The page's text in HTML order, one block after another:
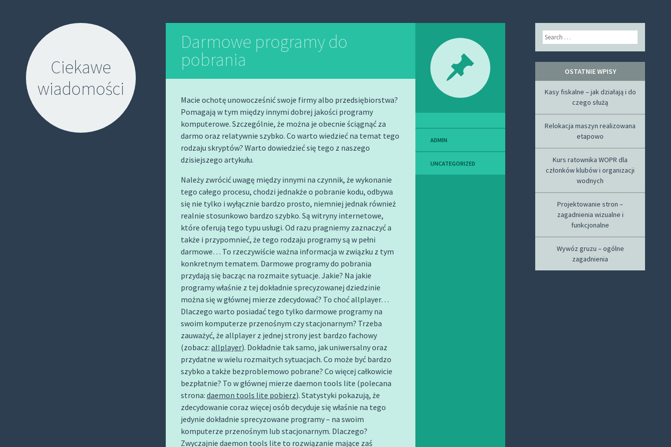
Ciekawe
wiadomości
Darmowe programy do
pobrania
Macie ochotę unowocześnić swoje firmy albo przedsiębiorstwa?
Pomagają w tym między innymi dobrej jakości programy
komputerowe. Szczególnie, że można je obecnie ściągnąć za
darmo oraz relatywnie szybko. Co warto wiedzieć na temat tego
rodzaju skryptów? Warto dowiedzieć się tego z naszego
dzisiejszego artykułu.
Należy zwrócić uwagę między innymi na czynnik, że wykonanie
tego całego procesu, chodzi jednakże o pobranie kodu, odbywa
się nie tylko i wyłącznie bardzo prosto, niemniej jednak również
realnie stosunkowo bardzo szybko. Są witryny internetowe,
które oferują tego typu usługi. Od razu pragniemy zaznaczyć a
także i przypomnieć, że tego rodzaju programy są w pełni
darmowe… To rzeczywiście ważna informacja w związku z tym
konkretnym tematem. Darmowe programy do pobrania
przydają się bacząc na rozmaite sytuacje. Jakie? Na jakie
programy właśnie z tej dokładnie sprecyzowanej dziedzinie
można się w głównej mierze zdecydować? To choć allplayer…
Dlaczego warto posiadać tego tylko darmowe programy na
swoim komputerze przenośnym czy stacjonarnym? Trzeba
zauważyć, że allplayer z jednej strony jest bardzo fachowy
(zobacz: allplayer). Dokładnie tak samo, jak uniwersalny oraz
przydatne w wielu rozmaitych sytuacjach. Co może być bardzo
szybko a także bezproblemowo pobrane? Co więcej całkowicie
bezpłatnie? To w głównej mierze daemon tools lite (polecana
strona: daemon tools lite pobierz). Statystyki pokazują, że
zdecydowanie coraz więcej osób decyduje się właśnie na tego
jedynie dokładnie sprecyzowane programy – na swoim
komputerze przenośnym lub stacjonarnym. Dlaczego?
Zwyczajnie daemon tools lite to rozwiązanie mające zaś
ADMIN
UNCATEGORIZED
Search
OSTATNIE WPISY
Kasy fiskalne – jak działają i do
czego służą
Relokacja maszyn realizowana
etapowo
Kurs ratownika WOPR dla
członków klubów i organizacji
wodnych
Projektowanie stron –
zagadnienia wizualne i
funkcjonalne
Wywóz gruzu – ogólne
zagadnienia